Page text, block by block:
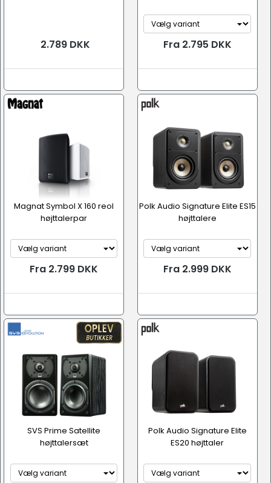
2.789 DKK Fra 2.795 DKK
Magnat Symbol X 160 reol
højttalerpar
Fra 2.799 DKK
Polk Audio Signature Elite ES15
højttalere
Fra 2.999 DKK
SVS Prime Satellite
højttalersæt
Polk Audio Signature Elite
ES20 højttaler